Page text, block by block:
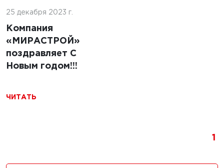
25 декабря 2023 г.
Компания
«МИРАСТРОЙ»
поздравляет С
Новым годом!!!
ЧИТАТЬ
1
Строительство
Республике
Беларусь